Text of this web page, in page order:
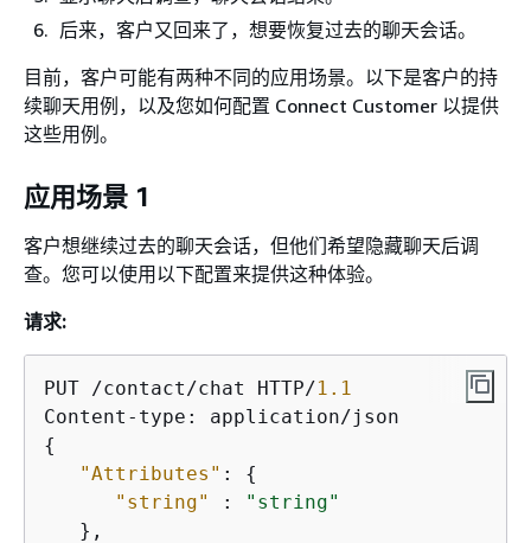
后来，客户又回来了，想要恢复过去的聊天会话。
目前，客户可能有两种不同的应用场景。以下是客户的持
续聊天用例，以及您如何配置 Connect Customer 以提供
这些用例。
应用场景 1
客户想继续过去的聊天会话，但他们希望隐藏聊天后调
查。您可以使用以下配置来提供这种体验。
请求:
PUT /contact/chat HTTP/1.1
{
"Attributes" : {
"string"
:
"string"
   },